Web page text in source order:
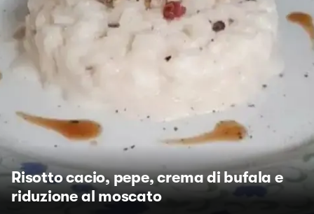
Risotto cacio, pepe, crema di bufala e
riduzione al moscato